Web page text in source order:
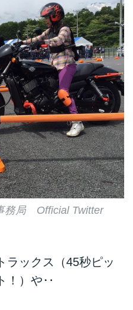
務局 Official Twitter
ラックス（45秒ピッ
！）や‥